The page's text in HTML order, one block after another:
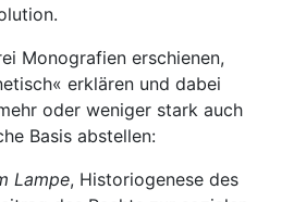
Monografien erschienen,
erklären und dabei
oder weniger stark auch
Basis abstellen:
Lampe, Historiogenese des